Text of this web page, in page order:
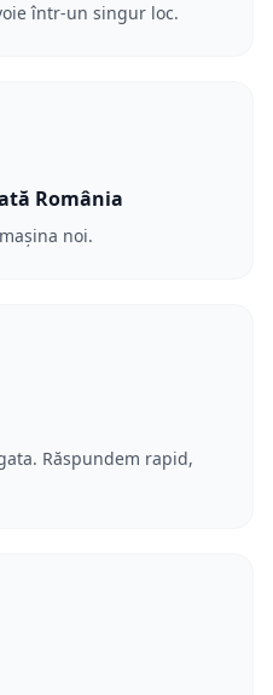
într-un singur loc.
România
noi.
Răspundem rapid,